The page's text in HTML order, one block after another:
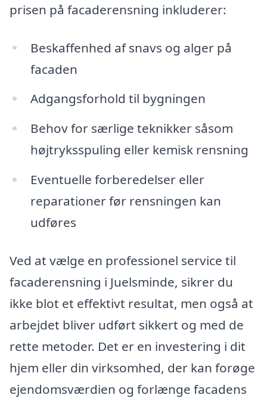
prisen på facaderensning inkluderer:
Beskaffenhed af snavs og alger på
facaden
Adgangsforhold til bygningen
Behov for særlige teknikker såsom
højtryksspuling eller kemisk rensning
Eventuelle forberedelser eller
reparationer før rensningen kan
udføres
Ved at vælge en professionel service til
facaderensning i Juelsminde, sikrer du
ikke blot et effektivt resultat, men også at
arbejdet bliver udført sikkert og med de
rette metoder. Det er en investering i dit
hjem eller din virksomhed, der kan forøge
ejendomsværdien og forlænge facadens